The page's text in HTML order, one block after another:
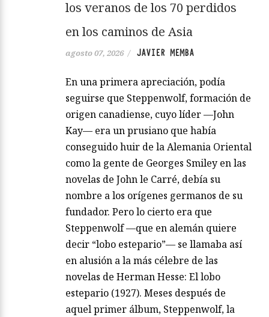
los veranos de los 70 perdidos
en los caminos de Asia
agosto 07, 2026 / JAVIER MEMBA
En una primera apreciación, podía
seguirse que Steppenwolf, formación de
origen canadiense, cuyo líder —John
Kay— era un prusiano que había
conseguido huir de la Alemania Oriental
como la gente de Georges Smiley en las
novelas de John le Carré, debía su
nombre a los orígenes germanos de su
fundador. Pero lo cierto era que
Steppenwolf —que en alemán quiere
decir “lobo estepario”— se llamaba así
en alusión a la más célebre de las
novelas de Herman Hesse: El lobo
estepario (1927). Meses después de
aquel primer álbum, Steppenwolf, la